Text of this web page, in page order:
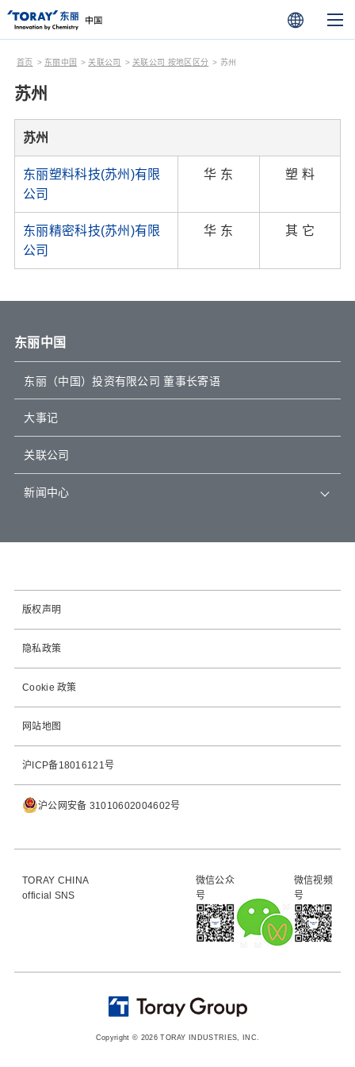
首页 东丽中国 关联公司 关联公司 按地区区分 苏州
苏州
苏州
东丽塑料科技(苏州)有限
公司
华 东 塑 料
东丽精密科技(苏州)有限
公司
华 东 其 它
东丽中国
东丽（中国）投资有限公司 董事长寄语
大事记
关联公司
新闻中心
版权声明
隐私政策
Cookie 政策
网站地图
沪ICP备18016121号
沪公网安备 31010602004602号
TORAY CHINA
official SNS
微信公众
号
微信视频
号
Copyright © 2026 TORAY INDUSTRIES, INC.